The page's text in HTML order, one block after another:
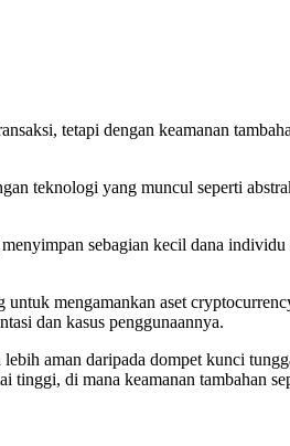
tetapi dengan keamanan
teknologi yang muncul seperti
sebagian kecil dana
mengamankan aset
dan kasus penggunaannya.
aman daripada dompet kunci
di mana keamanan tambahan